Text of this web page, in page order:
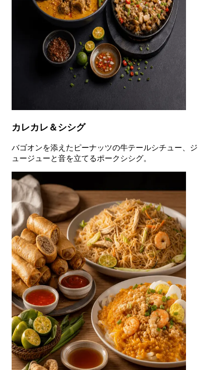
カレカレ＆シシグ
バゴオンを添えたピーナッツの牛テールシチュー、ジ
ュージューと音を立てるポークシシグ。